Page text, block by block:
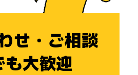
せ・ご相談
も大歓迎